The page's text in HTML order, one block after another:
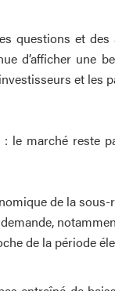
questions et
d’afficher une
et les
marché reste
de la sous-
de la période